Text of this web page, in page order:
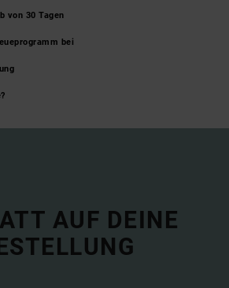
von 30 Tagen
bei
AUF DEINE